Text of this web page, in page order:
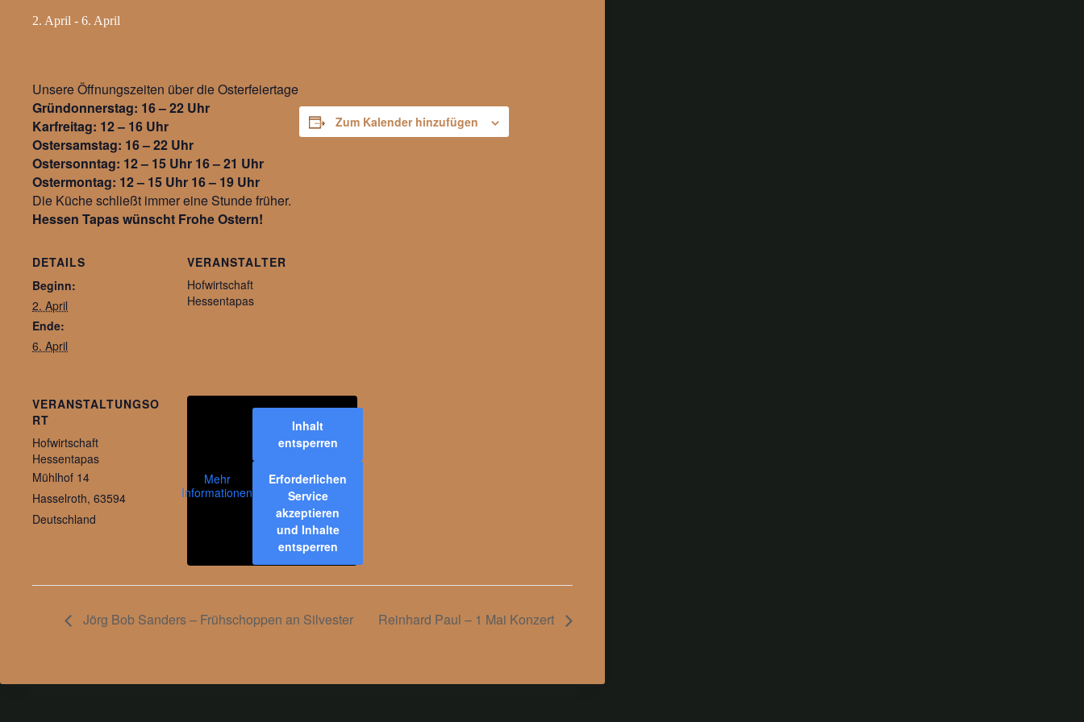
2. April - 6. April
Unsere Öffnungszeiten über die Osterfeiertage
Gründonnerstag: 16 – 22 Uhr
Karfreitag: 12 – 16 Uhr
Ostersamstag: 16 – 22 Uhr
Ostersonntag: 12 – 15 Uhr 16 – 21 Uhr
Ostermontag: 12 – 15 Uhr 16 – 19 Uhr
Die Küche schließt immer eine Stunde früher.
Hessen Tapas wünscht Frohe Ostern!
Zum Kalender hinzufügen
DETAILS
Beginn:
2. April
Ende:
6. April
VERANSTALTER
Hofwirtschaft
Hessentapas
VERANSTALTUNGSO
RT
Hofwirtschaft
Hessentapas
Mühlhof 14
Hasselroth, 63594
Deutschland
Mehr
Informationen
Inhalt
entsperren
Erforderlichen
Service
akzeptieren
und Inhalte
entsperren
Jörg Bob Sanders – Frühschoppen an Silvester Reinhard Paul – 1 Mai Konzert